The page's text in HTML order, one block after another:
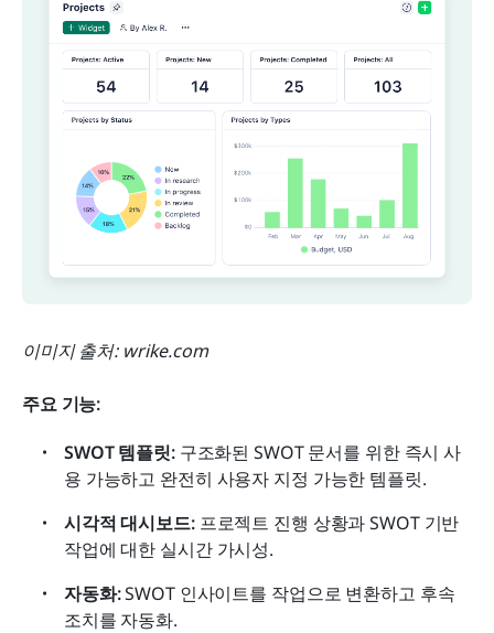
이미지 출처: wrike.com
주요 기능:
SWOT 템플릿: 구조화된 SWOT 문서를 위한 즉시 사
용 가능하고 완전히 사용자 지정 가능한 템플릿.
시각적 대시보드: 프로젝트 진행 상황과 SWOT 기반
작업에 대한 실시간 가시성.
자동화: SWOT 인사이트를 작업으로 변환하고 후속
조치를 자동화.